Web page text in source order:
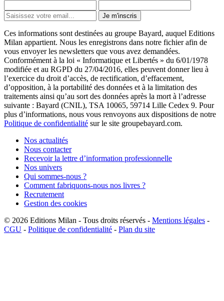
Je m'inscris
Ces informations sont destinées au groupe Bayard, auquel Editions
Milan appartient. Nous les enregistrons dans notre fichier afin de
vous envoyer les newsletters que vous avez demandées.
Conformément à la loi « Informatique et Libertés » du 6/01/1978
modifiée et au RGPD du 27/04/2016, elles peuvent donner lieu à
l’exercice du droit d’accès, de rectification, d’effacement,
d’opposition, à la portabilité des données et à la limitation des
traitements ainsi qu’au sort des données après la mort à l’adresse
suivante : Bayard (CNIL), TSA 10065, 59714 Lille Cedex 9. Pour
plus d’informations, nous vous renvoyons aux dispositions de notre
Politique de confidentialité sur le site groupebayard.com.
Nos actualités
Nous contacter
Recevoir la lettre d’information professionnelle
Nos univers
Qui sommes-nous ?
Comment fabriquons-nous nos livres ?
Recrutement
Gestion des cookies
© 2026 Editions Milan - Tous droits réservés - Mentions légales -
CGU - Politique de confidentialité - Plan du site